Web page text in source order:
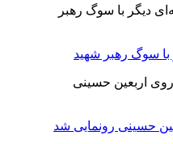
حسینی رونمایی شد